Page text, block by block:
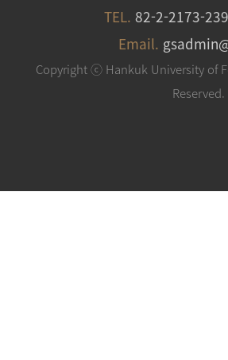
TEL. 82-2-2173-
Email.
Copyright ⓒ Hankuk University of
Reserved.